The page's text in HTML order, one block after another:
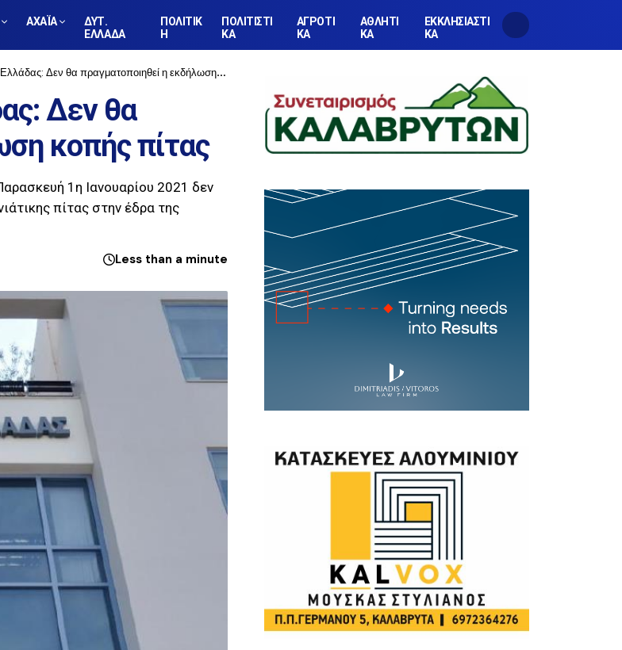
ΑΧΑΪΑ
ΔΥΤ.
ΕΛΛΑΔΑ
ΠΟΛΙΤΙΚ
Η
ΠΟΛΙΤΙΣΤΙ
ΚΑ
ΑΓΡΟΤΙ
ΚΑ
ΑΘΛΗΤΙ
ΚΑ
ΕΚΚΛΗΣΙΑΣΤΙ
ΚΑ
Δεν θα πραγματοποιηθεί η εκδήλωση κοπής πίτας
Δεν θα
κοπής πίτας
1η Ιανουαρίου 2021 δεν
πίτας στην έδρα της
Less than a minute